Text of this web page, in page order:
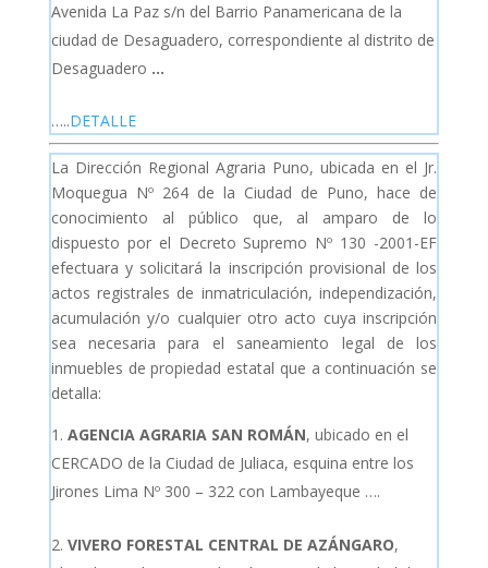
Avenida La Paz s/n del Barrio Panamericana de la
ciudad de Desaguadero, correspondiente al distrito de
Desaguadero …
…..DETALLE
La Dirección Regional Agraria Puno, ubicada en el Jr.
Moquegua Nº 264 de la Ciudad de Puno, hace de
conocimiento al público que, al amparo de lo
dispuesto por el Decreto Supremo Nº 130 -2001-EF
efectuara y solicitará la inscripción provisional de los
actos registrales de inmatriculación, independización,
acumulación y/o cualquier otro acto cuya inscripción
sea necesaria para el saneamiento legal de los
inmuebles de propiedad estatal que a continuación se
detalla:
AGENCIA AGRARIA SAN ROMÁN, ubicado en el
CERCADO de la Ciudad de Juliaca, esquina entre los
Jirones Lima Nº 300 – 322 con Lambayeque ….
VIVERO FORESTAL CENTRAL DE AZÁNGARO,